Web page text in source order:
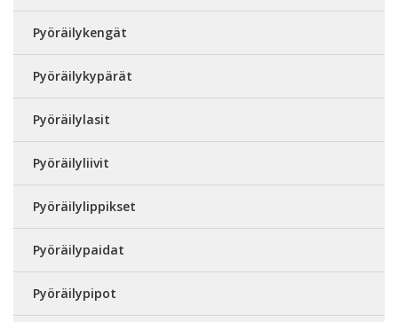
Pyöräilykengät
Pyöräilykypärät
Pyöräilylasit
Pyöräilyliivit
Pyöräilylippikset
Pyöräilypaidat
Pyöräilypipot